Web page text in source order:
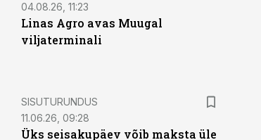
04.08.26, 11:23
Linas Agro avas Muugal
viljaterminali
ST
SISUTURUNDUS
11.06.26, 09:28
Üks seisakupäev võib maksta üle